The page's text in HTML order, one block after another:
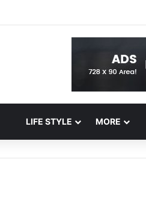
LIFE STYLE MORE